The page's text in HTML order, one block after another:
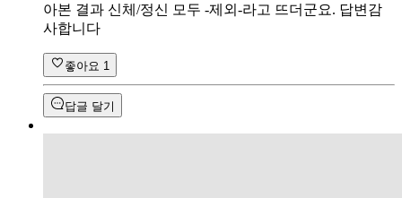
아본 결과 신체/정신 모두 -제외-라고 뜨더군요. 답변감
사합니다
좋아요 1
답글 달기